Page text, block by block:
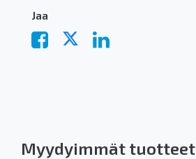
Jaa
Myydyimmät tuotteet